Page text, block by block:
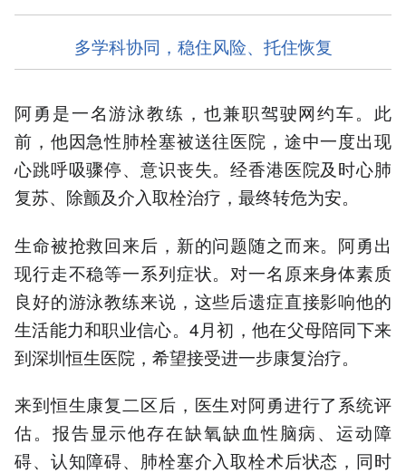
多学科协同，稳住风险、托住恢复
阿勇是一名游泳教练，也兼职驾驶网约车。此
前，他因急性肺栓塞被送往医院，途中一度出现
心跳呼吸骤停、意识丧失。经香港医院及时心肺
复苏、除颤及介入取栓治疗，最终转危为安。
生命被抢救回来后，新的问题随之而来。阿勇出
现行走不稳等一系列症状。对一名原来身体素质
良好的游泳教练来说，这些后遗症直接影响他的
生活能力和职业信心。4月初，他在父母陪同下来
到深圳恒生医院，希望接受进一步康复治疗。
来到恒生康复二区后，医生对阿勇进行了系统评
估。报告显示他存在缺氧缺血性脑病、运动障
碍、认知障碍、肺栓塞介入取栓术后状态，同时